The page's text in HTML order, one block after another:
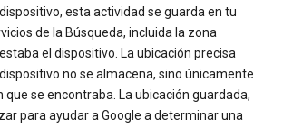
esta actividad se guarda en tu
de la Búsqueda, incluida la zona
el dispositivo. La ubicación precisa
no se almacena, sino únicamente
que se encontraba. La ubicación guardada,
para ayudar a Google a determinar una